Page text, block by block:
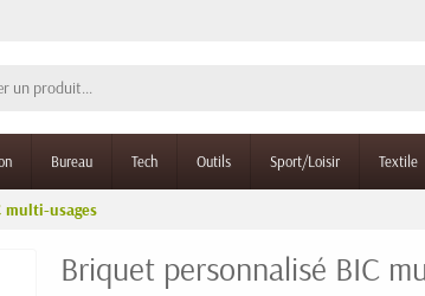
Bureau Tech Outils Sport/Loisir Textile
multi-usages
Briquet personnalisé BIC